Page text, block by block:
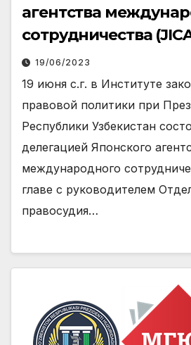
агентства
сотрудничества
19/06/2023
19 июня с.г. в Институте
правовой политики при
Республики Узбекистан
делегацией Японского
международного
главе с руководителем
правосудия…